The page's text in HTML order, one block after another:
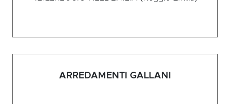
ARREDAMENTI GALLANI